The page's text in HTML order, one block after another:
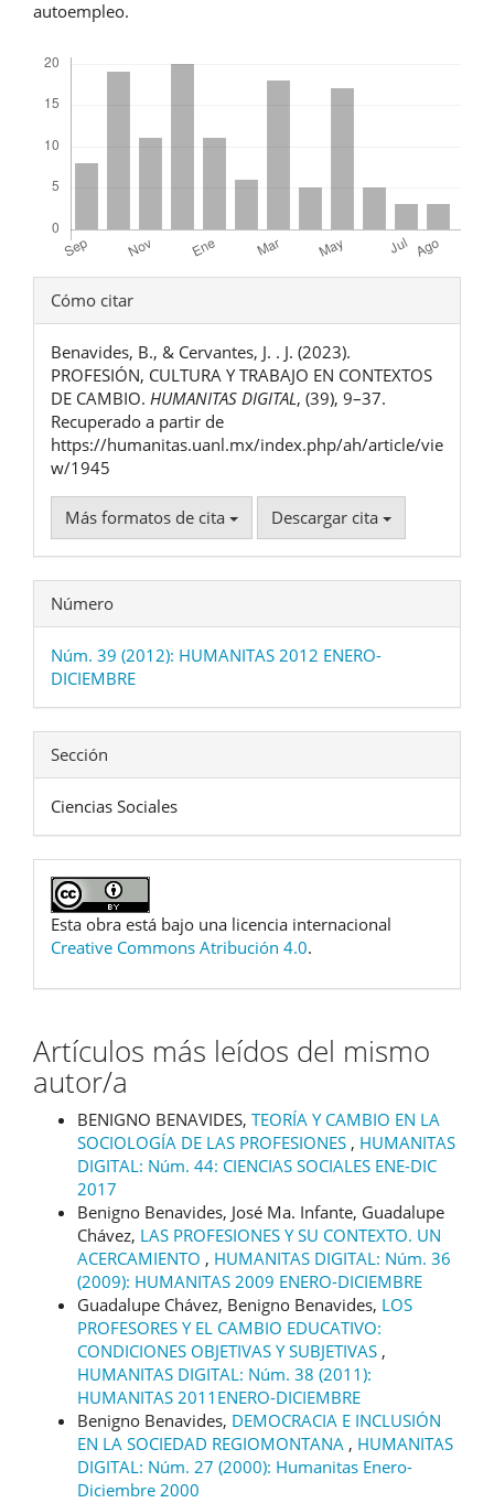
autoempleo.
Detalles
del
artículo
Cómo citar
Benavides, B., & Cervantes, J. . J. (2023).
PROFESIÓN, CULTURA Y TRABAJO EN CONTEXTOS
DE CAMBIO. HUMANITAS DIGITAL, (39), 9–37.
Recuperado a partir de
https://humanitas.uanl.mx/index.php/ah/article/vie
w/1945
Más formatos de cita Descargar cita
Número
Núm. 39 (2012): HUMANITAS 2012 ENERO-
DICIEMBRE
Sección
Ciencias Sociales
Esta obra está bajo una licencia internacional
Creative Commons Atribución 4.0.
Artículos más leídos del mismo
autor/a
BENIGNO BENAVIDES, TEORÍA Y CAMBIO EN LA
SOCIOLOGÍA DE LAS PROFESIONES , HUMANITAS
DIGITAL: Núm. 44: CIENCIAS SOCIALES ENE-DIC
2017
Benigno Benavides, José Ma. Infante, Guadalupe
Chávez, LAS PROFESIONES Y SU CONTEXTO. UN
ACERCAMIENTO , HUMANITAS DIGITAL: Núm. 36
(2009): HUMANITAS 2009 ENERO-DICIEMBRE
Guadalupe Chávez, Benigno Benavides, LOS
PROFESORES Y EL CAMBIO EDUCATIVO:
CONDICIONES OBJETIVAS Y SUBJETIVAS ,
HUMANITAS DIGITAL: Núm. 38 (2011):
HUMANITAS 2011ENERO-DICIEMBRE
Benigno Benavides, DEMOCRACIA E INCLUSIÓN
EN LA SOCIEDAD REGIOMONTANA , HUMANITAS
DIGITAL: Núm. 27 (2000): Humanitas Enero-
Diciembre 2000